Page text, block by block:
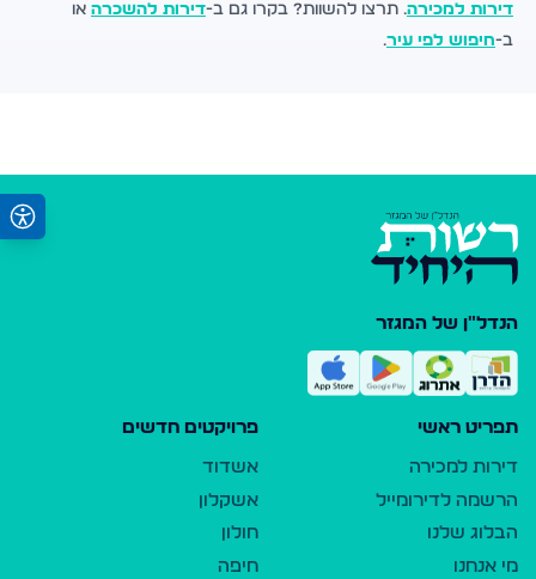
דירות למכירה. תרצו להשוות? בקרו גם ב-דירות להשכרה או
ב-חיפוש לפי עיר.
הנדל"ן של המגזר
תפריט ראשי
דירות למכירה
הרשמה לדירומייל
הבלוג שלנו
מי אנחנו
פרויקטים חדשים
אשדוד
אשקלון
חולון
חיפה